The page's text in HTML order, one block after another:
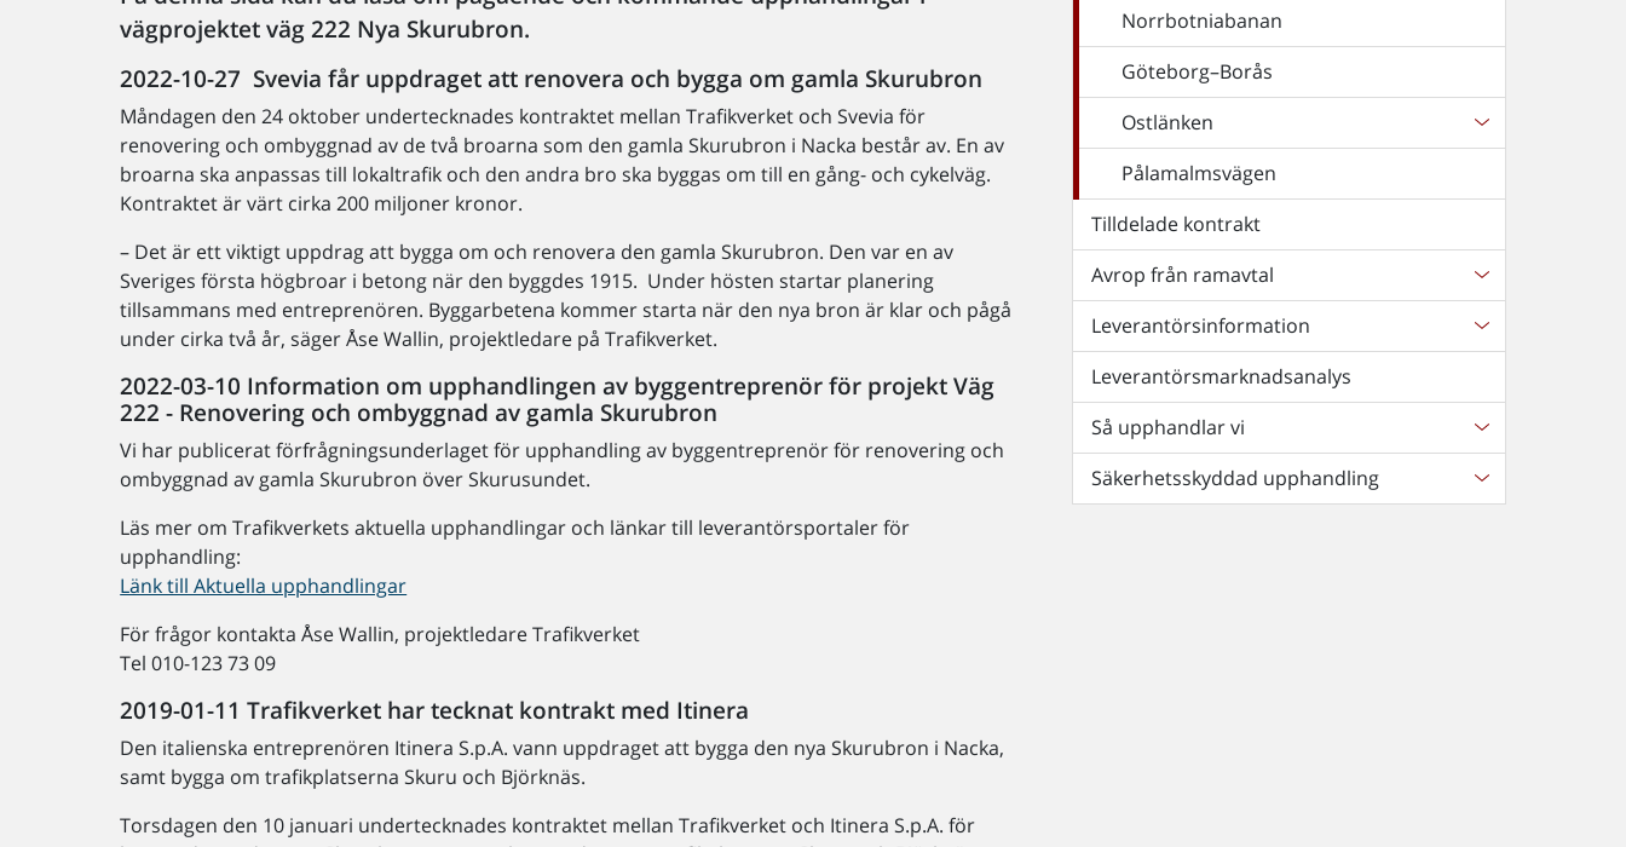
vägprojektet väg 222 Nya Skurubron.
2022-10-27 Svevia får uppdraget att renovera och bygga om gamla Skurubron
Måndagen den 24 oktober undertecknades kontraktet mellan Trafikverket och Svevia för
renovering och ombyggnad av de två broarna som den gamla Skurubron i Nacka består av. En av
broarna ska anpassas till lokaltrafik och den andra bro ska byggas om till en gång- och cykelväg.
Kontraktet är värt cirka 200 miljoner kronor.
– Det är ett viktigt uppdrag att bygga om och renovera den gamla Skurubron. Den var en av
Sveriges första högbroar i betong när den byggdes 1915. Under hösten startar planering
tillsammans med entreprenören. Byggarbetena kommer starta när den nya bron är klar och pågå
under cirka två år, säger Åse Wallin, projektledare på Trafikverket.
2022-03-10 Information om upphandlingen av byggentreprenör för projekt Väg
222 - Renovering och ombyggnad av gamla Skurubron
Vi har publicerat förfrågningsunderlaget för upphandling av byggentreprenör för renovering och
ombyggnad av gamla Skurubron över Skurusundet.
Läs mer om Trafikverkets aktuella upphandlingar och länkar till leverantörsportaler för
upphandling:
Länk till Aktuella upphandlingar
För frågor kontakta Åse Wallin, projektledare Trafikverket
Tel 010-123 73 09
2019-01-11 Trafikverket har tecknat kontrakt med Itinera
Den italienska entreprenören Itinera S.p.A. vann uppdraget att bygga den nya Skurubron i Nacka,
samt bygga om trafikplatserna Skuru och Björknäs.
Torsdagen den 10 januari undertecknades kontraktet mellan Trafikverket och Itinera S.p.A. för
Norrbotniabanan
Göteborg–Borås
Ostlänken
Pålamalmsvägen
Tilldelade kontrakt
Avrop från ramavtal
Leverantörsinformation
Leverantörsmarknadsanalys
Så upphandlar vi
Säkerhetsskyddad upphandling